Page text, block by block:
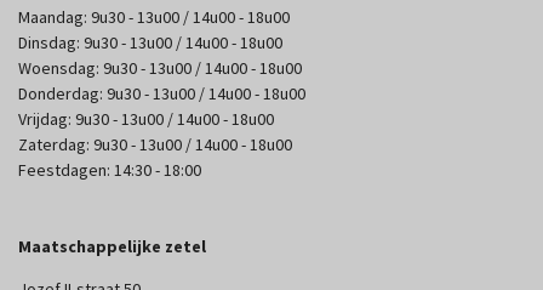
Maandag: 9u30 - 13u00 / 14u00 - 18u00
Dinsdag: 9u30 - 13u00 / 14u00 - 18u00
Woensdag: 9u30 - 13u00 / 14u00 - 18u00
Donderdag: 9u30 - 13u00 / 14u00 - 18u00
Vrijdag: 9u30 - 13u00 / 14u00 - 18u00
Zaterdag: 9u30 - 13u00 / 14u00 - 18u00
Feestdagen: 14:30 - 18:00
Maatschappelijke zetel